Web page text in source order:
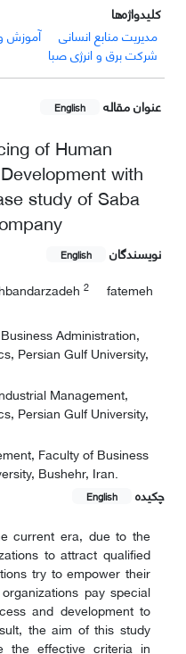
کلیدواژه‌ها
مدیریت منابع انسانی
آموزش
شرکت برق و انرژی صبا
عنوان مقاله English
of Human
with
study of Saba
نویسندگان English
2
fatemeh
Administration,
Persian Gulf University,
Management,
Persian Gulf University,
Faculty of Business
Bushehr, Iran.
چکیده
English
current era, due to the
to attract qualified
try to empower their
pay special
and development to
the aim of this study
the effective criteria in